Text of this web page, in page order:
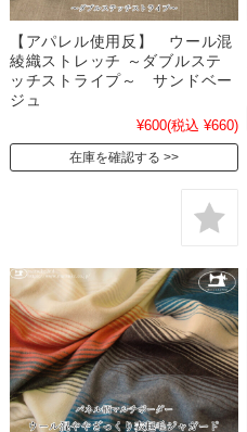
【アパレル使用反】 ウール混
綾織ストレッチ ～ダブルステ
ッチストライプ～ サンドベー
ジュ
¥600(税込 ¥660)
在庫を確認する